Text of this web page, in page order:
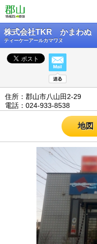
株式会社TKR かまわぬ
ティーケーアールカマワヌ
住所：郡山市八山田2-29
電話：024-933-8538
地図